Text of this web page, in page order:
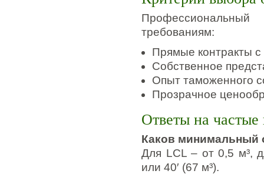
требованиям:
Прямые контракты
Собственное
Опыт таможенного
Прозрачное
Ответы на
Каков минимальный
Для LCL – от 0,5 м³,
или 40′ (67 м³).